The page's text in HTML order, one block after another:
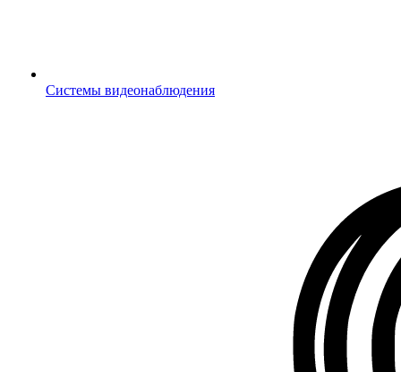
Системы видеонаблюдения